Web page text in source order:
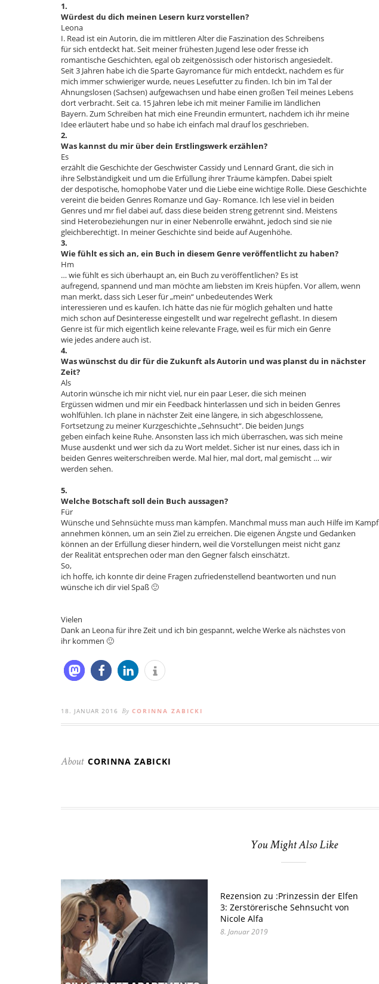
1.
Würdest du dich meinen Lesern kurz vorstellen?
Leona
I. Read ist ein Autorin, die im mittleren Alter die Faszination des Schreibens
für sich entdeckt hat. Seit meiner frühesten Jugend lese oder fresse ich
romantische Geschichten, egal ob zeitgenössisch oder historisch angesiedelt.
Seit 3 Jahren habe ich die Sparte Gayromance für mich entdeckt, nachdem es für
mich immer schwieriger wurde, neues Lesefutter zu finden. Ich bin im Tal der
Ahnungslosen (Sachsen) aufgewachsen und habe einen großen Teil meines Lebens
dort verbracht. Seit ca. 15 Jahren lebe ich mit meiner Familie im ländlichen
Bayern. Zum Schreiben hat mich eine Freundin ermuntert, nachdem ich ihr meine
Idee erläutert habe und so habe ich einfach mal drauf los geschrieben.
2.
Was kannst du mir über dein Erstlingswerk erzählen?
Es
erzählt die Geschichte der Geschwister Cassidy und Lennard Grant, die sich in
ihre Selbständigkeit und um die Erfüllung ihrer Träume kämpfen. Dabei spielt
der despotische, homophobe Vater und die Liebe eine wichtige Rolle. Diese Geschichte
vereint die beiden Genres Romanze und Gay- Romance. Ich lese viel in beiden
Genres und mr fiel dabei auf, dass diese beiden streng getrennt sind. Meistens
sind Heterobeziehungen nur in einer Nebenrolle erwähnt, jedoch sind sie nie
gleichberechtigt. In meiner Geschichte sind beide auf Augenhöhe.
3.
Wie fühlt es sich an, ein Buch in diesem Genre veröffentlicht zu haben?
Hm
… wie fühlt es sich überhaupt an, ein Buch zu veröffentlichen? Es ist
aufregend, spannend und man möchte am liebsten im Kreis hüpfen. Vor allem, wenn
man merkt, dass sich Leser für „mein“ unbedeutendes Werk
interessieren und es kaufen. Ich hätte das nie für möglich gehalten und hatte
mich schon auf Desinteresse eingestellt und war regelrecht geflasht. In diesem
Genre ist für mich eigentlich keine relevante Frage, weil es für mich ein Genre
wie jedes andere auch ist.
4.
Was wünschst du dir für die Zukunft als Autorin und was planst du in nächster
Zeit?
Als
Autorin wünsche ich mir nicht viel, nur ein paar Leser, die sich meinen
Ergüssen widmen und mir ein Feedback hinterlassen und sich in beiden Genres
wohlfühlen. Ich plane in nächster Zeit eine längere, in sich abgeschlossene,
Fortsetzung zu meiner Kurzgeschichte „Sehnsucht“. Die beiden Jungs
geben einfach keine Ruhe. Ansonsten lass ich mich überraschen, was sich meine
Muse ausdenkt und wer sich da zu Wort meldet. Sicher ist nur eines, dass ich in
beiden Genres weiterschreiben werde. Mal hier, mal dort, mal gemischt … wir
werden sehen.
5.
Welche Botschaft soll dein Buch aussagen?
Für
Wünsche und Sehnsüchte muss man kämpfen. Manchmal muss man auch Hilfe im Kampf
annehmen können, um an sein Ziel zu erreichen. Die eigenen Ängste und Gedanken
können an der Erfüllung dieser hindern, weil die Vorstellungen meist nicht ganz
der Realität entsprechen oder man den Gegner falsch einschätzt.
So,
ich hoffe, ich konnte dir deine Fragen zufriedenstellend beantworten und nun
wünsche ich dir viel Spaß 🙂
Vielen
Dank an Leona für ihre Zeit und ich bin gespannt, welche Werke als nächstes von
ihr kommen 🙂
18. JANUAR 2016 By CORINNA ZABICKI
About CORINNA ZABICKI
You Might Also Like
Rezension zu :Prinzessin der Elfen
3: Zerstörerische Sehnsucht von
Nicole Alfa
8. Januar 2019